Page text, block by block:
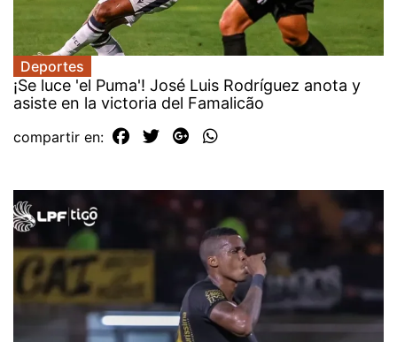
Deportes
¡Se luce 'el Puma'! José Luis Rodríguez anota y
asiste en la victoria del Famalicão
compartir en: